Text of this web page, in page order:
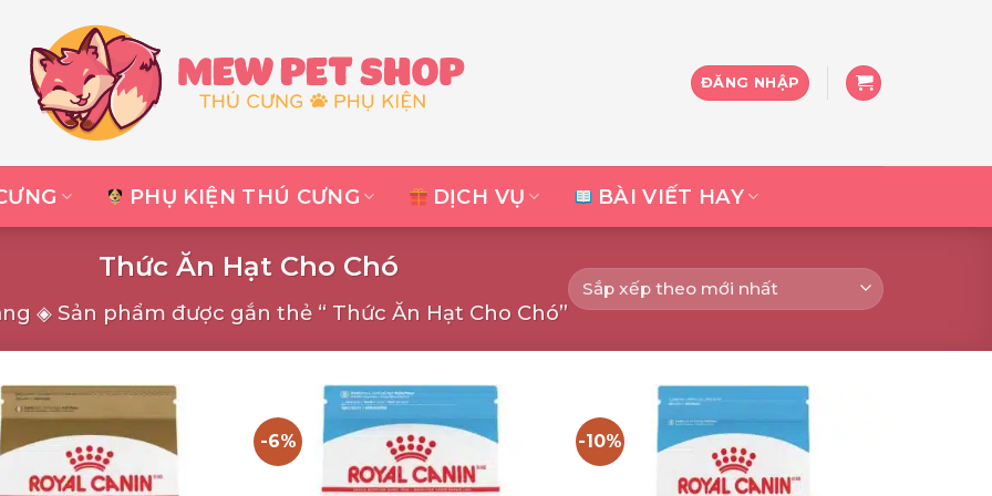
ĐĂNG NHẬP
PHỤ KIỆN THÚ CƯNG DỊCH VỤ BÀI VIẾT HAY
Thức Ăn Hạt Cho Chó
◈ Sản phẩm được gắn thẻ “ Thức Ăn Hạt Cho Chó”
-6% -10%